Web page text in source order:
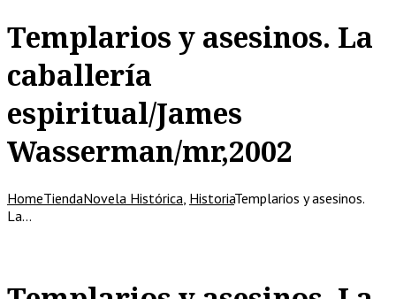
Templarios y asesinos. La
caballería
espiritual/James
Wasserman/mr,2002
HomeTiendaNovela Histórica HistoriaTemplarios y asesinos.
La…